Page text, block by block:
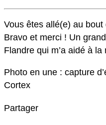
Vous êtes allé(e) au
Bravo et merci ! Un
Flandre qui m’a aidé à la
Photo en une : capture
Cortex
Partager